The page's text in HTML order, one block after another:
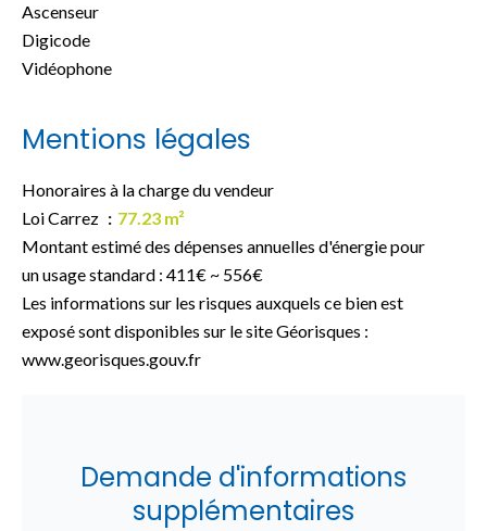
Ascenseur
Digicode
Vidéophone
Mentions légales
Honoraires à la charge du vendeur
Loi Carrez
77.23 m²
Montant estimé des dépenses annuelles d'énergie pour
un usage standard : 411€ ~ 556€
Les informations sur les risques auxquels ce bien est
exposé sont disponibles sur le site Géorisques :
www.georisques.gouv.fr
Demande d'informations
supplémentaires